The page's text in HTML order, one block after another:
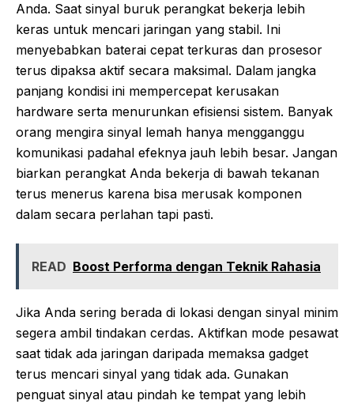
Anda. Saat sinyal buruk perangkat bekerja lebih
keras untuk mencari jaringan yang stabil. Ini
menyebabkan baterai cepat terkuras dan prosesor
terus dipaksa aktif secara maksimal. Dalam jangka
panjang kondisi ini mempercepat kerusakan
hardware serta menurunkan efisiensi sistem. Banyak
orang mengira sinyal lemah hanya mengganggu
komunikasi padahal efeknya jauh lebih besar. Jangan
biarkan perangkat Anda bekerja di bawah tekanan
terus menerus karena bisa merusak komponen
dalam secara perlahan tapi pasti.
READ Boost Performa dengan Teknik Rahasia
Jika Anda sering berada di lokasi dengan sinyal minim
segera ambil tindakan cerdas. Aktifkan mode pesawat
saat tidak ada jaringan daripada memaksa gadget
terus mencari sinyal yang tidak ada. Gunakan
penguat sinyal atau pindah ke tempat yang lebih